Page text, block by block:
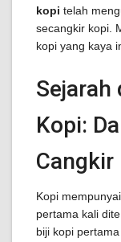
kopi telah
secangkir kopi.
kopi yang kaya
Sejarah
Kopi:
Cangkir
Kopi
pertama kali
biji kopi